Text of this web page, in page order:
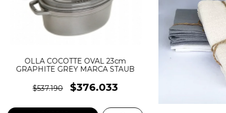
OLLA COCOTTE OVAL 23cm
GRAPHITE GREY MARCA STAUB
$537.190 $376.033